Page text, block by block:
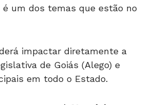
um dos temas que estão no
impactar diretamente a
de Goiás (Alego) e
em todo o Estado.